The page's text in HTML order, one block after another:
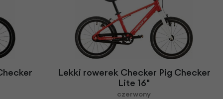
Lekki rowerek Checker Pig Checker
Lite 16"
czerwony